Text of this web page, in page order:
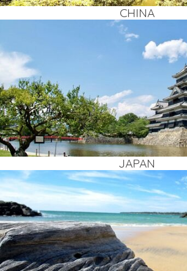
CHI­NA
JAPAN